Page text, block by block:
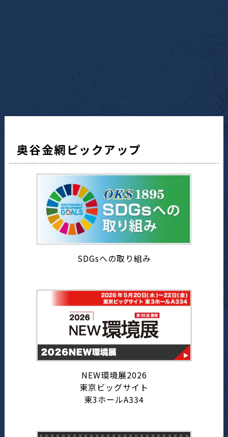
奥谷金網ピックアップ
SDGsへの取り組み
NEW環境展2026
東京ビッグサイト
東3ホールA334